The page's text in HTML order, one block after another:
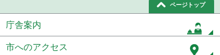
能代市地元で働こう新規就農支援事業費補助金交付
ページトップ
庁舎案内
市へのアクセス